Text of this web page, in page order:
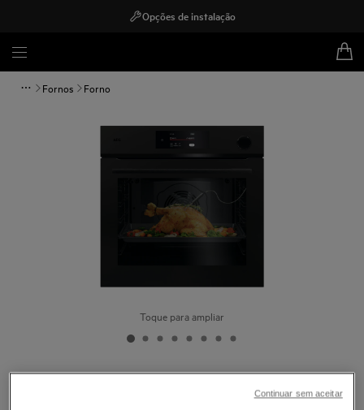
Opções de instalação
Fornos Forno
Toque para ampliar
Continuar sem aceitar